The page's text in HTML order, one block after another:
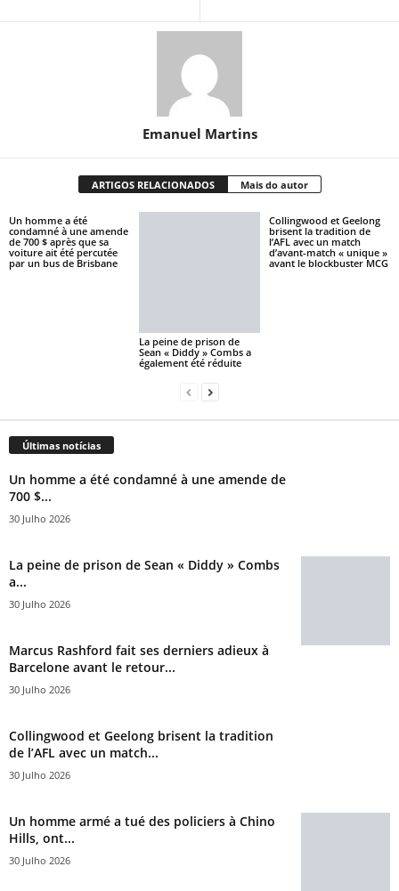
Emanuel Martins
ARTIGOS RELACIONADOS Mais do autor
Un homme a été
condamné à une amende
de 700 $ après que sa
voiture ait été percutée
par un bus de Brisbane
La peine de prison de
Sean « Diddy » Combs a
également été réduite
Collingwood et Geelong
brisent la tradition de
l’AFL avec un match
d’avant-match « unique »
avant le blockbuster MCG
Últimas notícias
Un homme a été condamné à une amende de
700 $...
30 Julho 2026
La peine de prison de Sean « Diddy » Combs
a...
30 Julho 2026
Marcus Rashford fait ses derniers adieux à
Barcelone avant le retour...
30 Julho 2026
Collingwood et Geelong brisent la tradition
de l’AFL avec un match...
30 Julho 2026
Un homme armé a tué des policiers à Chino
Hills, ont...
30 Julho 2026